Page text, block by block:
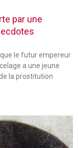
par une
que le futur empereur
a une jeune
la prostitution